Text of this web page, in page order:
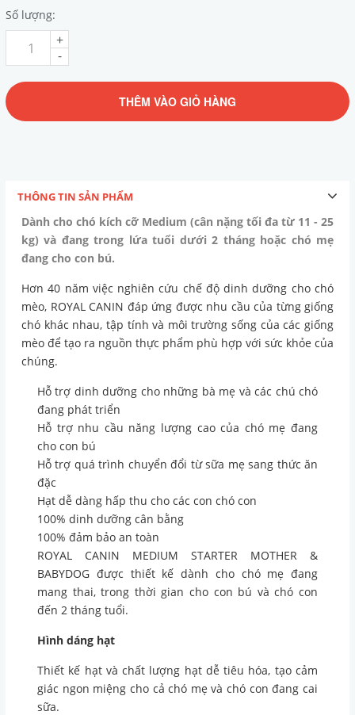
Số lượng:
-
+
THÊM VÀO GIỎ HÀNG
THÔNG TIN SẢN PHẨM
Dành cho chó kích cỡ Medium (cân nặng tối đa từ 11 - 25
kg) và đang trong lứa tuổi dưới 2 tháng hoặc chó mẹ
đang cho con bú.
Hơn 40 năm việc nghiên cứu chế độ dinh dưỡng cho chó
mèo, ROYAL CANIN đáp ứng được nhu cầu của từng giống
chó khác nhau, tập tính và môi trường sống của các giống
mèo để tạo ra nguồn thực phẩm phù hợp với sức khỏe của
chúng.
Hỗ trợ dinh dưỡng cho những bà mẹ và các chú chó
đang phát triển
Hỗ trợ nhu cầu năng lượng cao của chó mẹ đang
cho con bú
Hỗ trợ quá trình chuyển đổi từ sữa mẹ sang thức ăn
đặc
Hạt dễ dàng hấp thu cho các con chó con
100% dinh dưỡng cân bằng
100% đảm bảo an toàn
ROYAL CANIN MEDIUM STARTER MOTHER &
BABYDOG được thiết kế dành cho chó mẹ đang
mang thai, trong thời gian cho con bú và chó con
đến 2 tháng tuổi.
Hình dáng hạt
Thiết kế hạt và chất lượng hạt dễ tiêu hóa, tạo cảm
giác ngon miệng cho cả chó mẹ và chó con đang cai
sữa.